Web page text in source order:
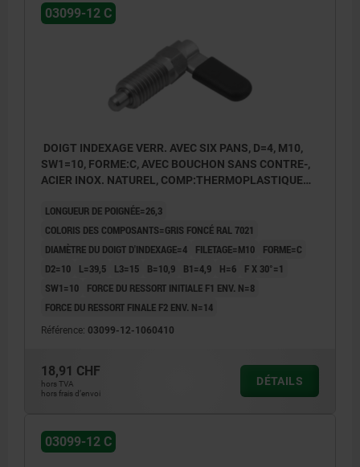
Forme A : sans capuchon de verrouillage
Forme B : sans capuchon de verrouillage
Forme C : avec capuchon de verrouillage
03099-12 C
DOIGT INDEXAGE VERR. AVEC SIX PANS, D=4, M10,
SW1=10, FORME:C, AVEC BOUCHON SANS CONTRE-,
ACIER INOX. NATUREL, COMP:THERMOPLASTIQUE
LONGUEUR DE POIGNÉE=26,3
COLORIS DES COMPOSANTS=GRIS FONCÉ RAL 7021
DIAMÈTRE DU DOIGT D'INDEXAGE=4
FILETAGE=M10
FORME=C
D2=10
L=39,5 L3=15 B=10,9 B1=4,9 H=6
F X 30°=1
SW1=10
FORCE DU RESSORT INITIALE F1 ENV. N=8
FORCE DU RESSORT FINALE F2 ENV. N=14
Référence: 03099-12-1060410
18,91 CHF
hors TVA
hors frais d’envoi
DÉTAILS
03099-12 C